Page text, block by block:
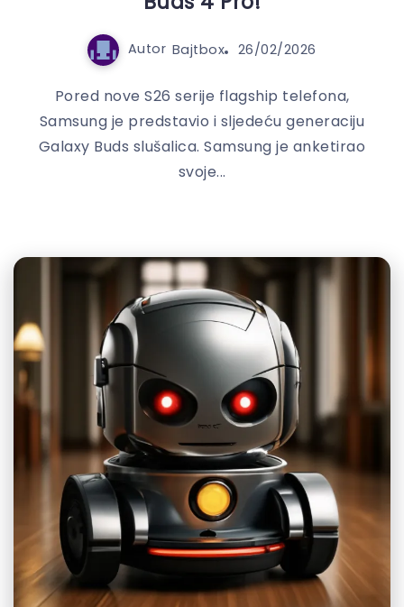
Autor Bajtbox 26/02/2026
Pored nove S26 serije flagship telefona,
Samsung je predstavio i sljedeću generaciju
Galaxy Buds slušalica. Samsung je anketirao
svoje...